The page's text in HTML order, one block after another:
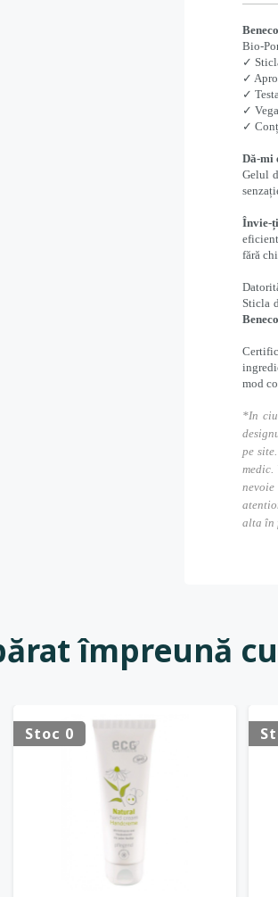
Bio-
✓
✓
✓
✓
✓
Dă-mi
Gelul
Învie-
fără
Sticla
mod
*In
pe
alta în
împreună
Stoc 0